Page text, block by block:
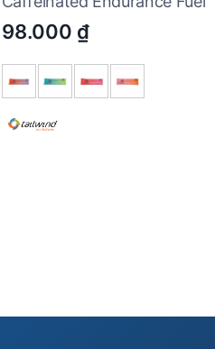
98.000 ₫